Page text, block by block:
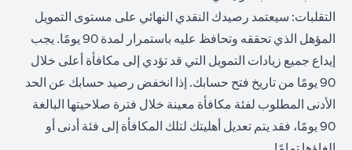
التقلبات: سيعتمد رصيدك النقدي النهائي على مستوى التمويل
المؤهل الذي تحققه وتحافظ عليه باستمرار لمدة 90 يومًا. يجب
إيداع جميع زيادات التمويل التي قد تؤدي إلى مكافأة أعلى خلال
90 يومًا من تاريخ فتح حسابك. إذا انخفض رصيد حسابك عن الحد
الأدنى المطلوب لفئة مكافأة معينة خلال فترة صلاحيتها البالغة
90 يومًا، فقد يتم تعديل أهليتك لتلك المكافأة إلى فئة أدنى أو